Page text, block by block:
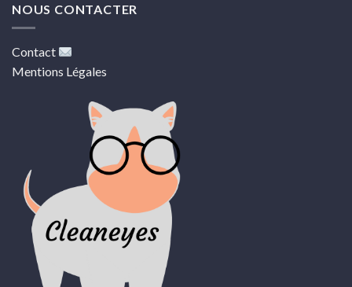
NOUS CONTACTER
Contact
Mentions Légales